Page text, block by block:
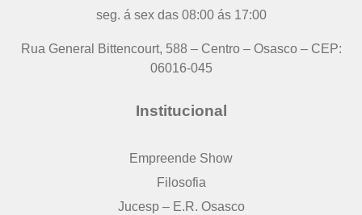
seg. á sex das 08:00 ás 17:00
Rua General Bittencourt, 588 – Centro – Osasco – CEP:
06016-045
Institucional
Empreende Show
Filosofia
Jucesp – E.R. Osasco